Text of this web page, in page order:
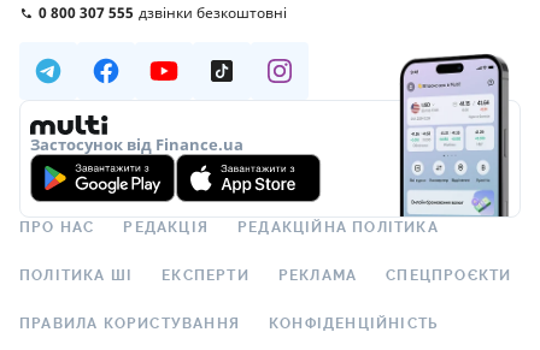
0 800 307 555 дзвінки безкоштовні
Застосунок від Finance.ua
ПРО НАС РЕДАКЦІЯ РЕДАКЦІЙНА ПОЛІТИКА
ПОЛІТИКА ШІ ЕКСПЕРТИ РЕКЛАМА СПЕЦПРОЄКТИ
ПРАВИЛА КОРИСТУВАННЯ КОНФІДЕНЦІЙНІСТЬ